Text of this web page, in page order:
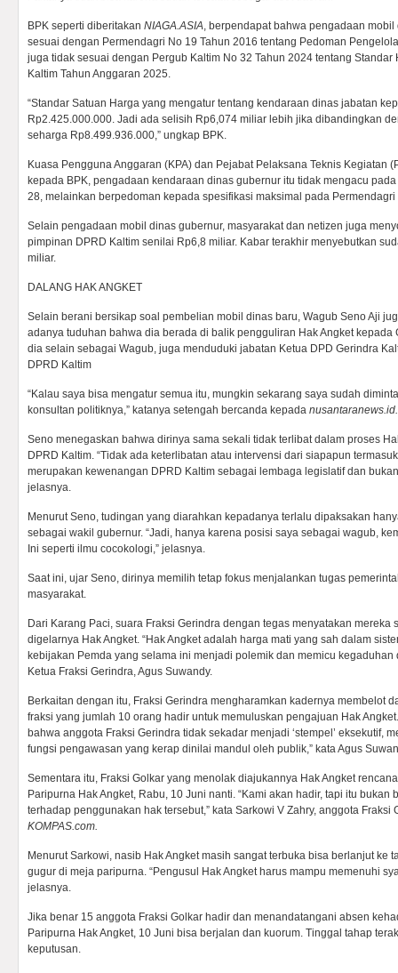
BPK seperti diberitakan NIAGA.ASIA, berpendapat bahwa pengadaan
sesuai dengan Permendagri No 19 Tahun 2016 tentang Pedoman
juga tidak sesuai dengan Pergub Kaltim No 32 Tahun 2024 tentang Standar
Kaltim Tahun Anggaran 2025.
“Standar Satuan Harga yang mengatur tentang kendaraan dinas jabatan
Rp2.425.000.000. Jadi ada selisih Rp6,074 miliar lebih jika dibandingkan
seharga Rp8.499.936.000,” ungkap BPK.
Kuasa Pengguna Anggaran (KPA) dan Pejabat Pelaksana Teknis Kegiatan
kepada BPK, pengadaan kendaraan dinas gubernur itu tidak mengacu
28, melainkan berpedoman kepada spesifikasi maksimal pada Permendagri
Selain pengadaan mobil dinas gubernur, masyarakat dan netizen juga
pimpinan DPRD Kaltim senilai Rp6,8 miliar. Kabar terakhir menyebutkan
miliar.
DALANG HAK ANGKET
Selain berani bersikap soal pembelian mobil dinas baru, Wagub Seno Aji
adanya tuduhan bahwa dia berada di balik pengguliran Hak Angket kepada
dia selain sebagai Wagub, juga menduduki jabatan Ketua DPD Gerindra
DPRD Kaltim
“Kalau saya bisa mengatur semua itu, mungkin sekarang saya sudah
konsultan politiknya,” katanya setengah bercanda kepada nusantaranews.id.
Seno menegaskan bahwa dirinya sama sekali tidak terlibat dalam proses
DPRD Kaltim. “Tidak ada keterlibatan atau intervensi dari siapapun
merupakan kewenangan DPRD Kaltim sebagai lembaga legislatif dan
jelasnya.
Menurut Seno, tudingan yang diarahkan kepadanya terlalu dipaksakan
sebagai wakil gubernur. “Jadi, hanya karena posisi saya sebagai wagub,
Ini seperti ilmu cocokologi,” jelasnya.
Saat ini, ujar Seno, dirinya memilih tetap fokus menjalankan tugas
masyarakat.
Dari Karang Paci, suara Fraksi Gerindra dengan tegas menyatakan mereka
digelarnya Hak Angket. “Hak Angket adalah harga mati yang sah dalam
kebijakan Pemda yang selama ini menjadi polemik dan memicu kegaduhan
Ketua Fraksi Gerindra, Agus Suwandy.
Berkaitan dengan itu, Fraksi Gerindra mengharamkan kadernya membelot
fraksi yang jumlah 10 orang hadir untuk memuluskan pengajuan Hak
bahwa anggota Fraksi Gerindra tidak sekadar menjadi ‘stempel’ eksekutif,
fungsi pengawasan yang kerap dinilai mandul oleh publik,” kata Agus
Sementara itu, Fraksi Golkar yang menolak diajukannya Hak Angket
Paripurna Hak Angket, Rabu, 10 Juni nanti. “Kami akan hadir, tapi itu bukan
terhadap penggunakan hak tersebut,” kata Sarkowi V Zahry, anggota
KOMPAS.com.
Menurut Sarkowi, nasib Hak Angket masih sangat terbuka bisa berlanjut ke
gugur di meja paripurna. “Pengusul Hak Angket harus mampu memenuhi
jelasnya.
Jika benar 15 anggota Fraksi Golkar hadir dan menandatangani absen
Paripurna Hak Angket, 10 Juni bisa berjalan dan kuorum. Tinggal tahap
keputusan.